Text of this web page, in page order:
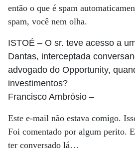
então o que é spam
spam, você nem olha.
ISTOÉ – O sr. teve acesso a
Dantas, interceptada
advogado do Opportunity,
investimentos?
Francisco Ambrósio –
Este e-mail não estava comigo.
Foi comentado por algum perito.
ter conversado lá…